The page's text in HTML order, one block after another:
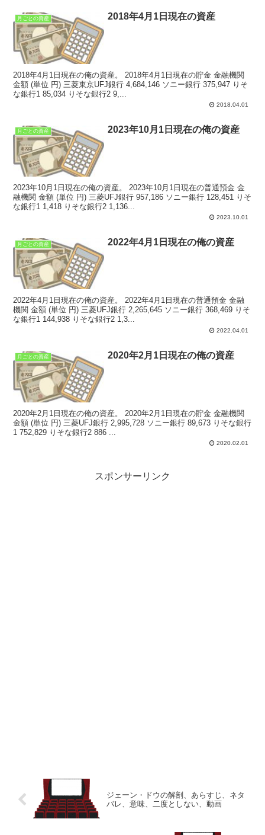
月ごとの資産 2018年4月1日現在の資産
2018年4月1日現在の俺の資産。 2018年4月1日現在の貯金 金融機関
金額 (単位 円) 三菱東京UFJ銀行 4,684,146 ソニー銀行 375,947 りそ
な銀行1 85,034 りそな銀行2 9,...
2018.04.01
月ごとの資産 2023年10月1日現在の俺の資産
2023年10月1日現在の俺の資産。 2023年10月1日現在の普通預金 金
融機関 金額 (単位 円) 三菱UFJ銀行 957,186 ソニー銀行 128,451 りそ
な銀行1 1,418 りそな銀行2 1,136...
2023.10.01
月ごとの資産 2022年4月1日現在の俺の資産
2022年4月1日現在の俺の資産。 2022年4月1日現在の普通預金 金融
機関 金額 (単位 円) 三菱UFJ銀行 2,265,645 ソニー銀行 368,469 りそ
な銀行1 144,938 りそな銀行2 1,3...
2022.04.01
月ごとの資産 2020年2月1日現在の俺の資産
2020年2月1日現在の俺の資産。 2020年2月1日現在の貯金 金融機関
金額 (単位 円) 三菱UFJ銀行 2,995,728 ソニー銀行 89,673 りそな銀行
2020.02.01
スポンサーリンク
ジェーン・ドウの解剖、あらすじ、ネタ
バレ、意味、二度としない、動画